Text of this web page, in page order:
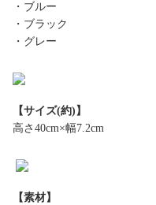
・ブルー
・ブラック
・グレー
【サイズ(約)】
高さ40cm×幅7.2cm
【素材】